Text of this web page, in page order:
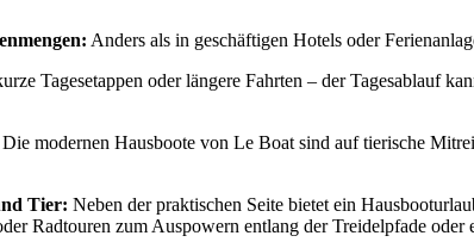
Anders als in geschäftigen Hotels oder
Tagesetappen oder längere Fahrten – der Tagesablauf
Die modernen Hausboote von Le Boat sind auf tierische
Tier: Neben der praktischen Seite bietet ein
Radtouren zum Auspowern entlang der Treidelpfade